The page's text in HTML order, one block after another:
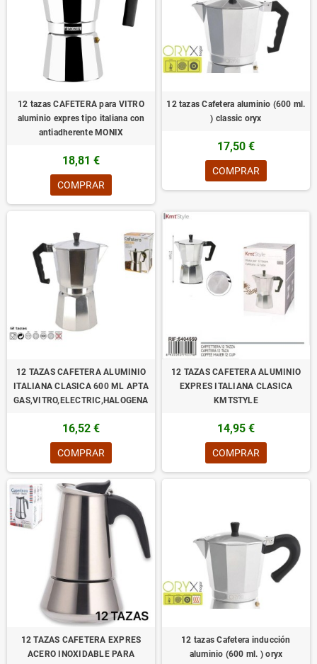
12 tazas CAFETERA para VITRO
aluminio expres tipo italiana con
antiadherente MONIX
18,81 €
COMPRAR
12 tazas Cafetera aluminio (600 ml.
) classic oryx
17,50 €
COMPRAR
12 TAZAS CAFETERA ALUMINIO
ITALIANA CLASICA 600 ML APTA
GAS,VITRO,ELECTRIC,HALOGENA
16,52 €
COMPRAR
12 TAZAS CAFETERA ALUMINIO
EXPRES ITALIANA CLASICA
KMTSTYLE
14,95 €
COMPRAR
12 TAZAS CAFETERA EXPRES
ACERO INOXIDABLE PARA
12 tazas Cafetera inducción
aluminio (600 ml. ) oryx